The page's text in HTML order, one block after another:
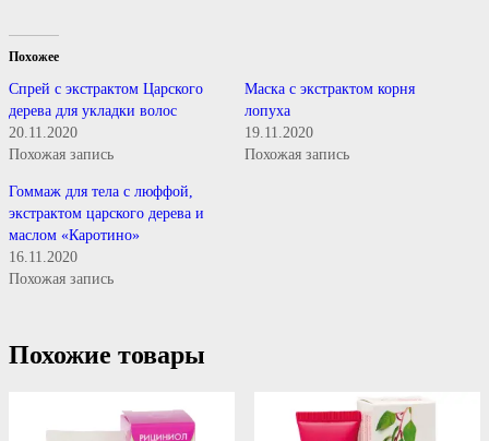
Похожее
Спрей с экстрактом Царского
дерева для укладки волос
20.11.2020
Похожая запись
Маска с экстрактом корня
лопуха
19.11.2020
Похожая запись
Гоммаж для тела с люффой,
экстрактом царского дерева и
маслом «Каротино»
16.11.2020
Похожая запись
Похожие товары